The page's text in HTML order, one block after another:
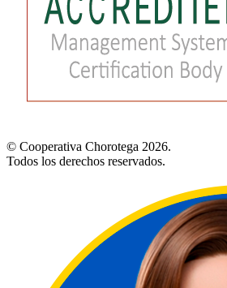
© Cooperativa Chorotega 2026.
Todos los derechos reservados.